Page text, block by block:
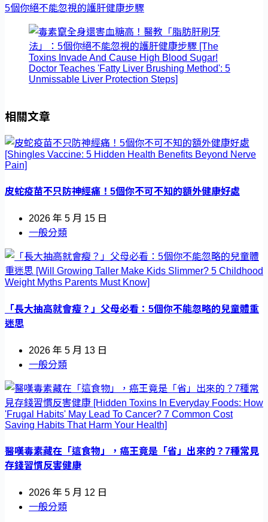
5個你絕不能忽視的護肝健康步驟
相關文章
皮蛇疫苗不只防神經痛！5個你不可不知的額外健康好處
2026 年 5 月 15 日
一般分類
「長大抽高就會瘦？」父母必看：5個你不能忽略的兒童體重
迷思
2026 年 5 月 13 日
一般分類
醫嘆毒素藏在「這食物」，癌王竟是「省」出來的？7種常見
存錢習慣反害健康
2026 年 5 月 12 日
一般分類